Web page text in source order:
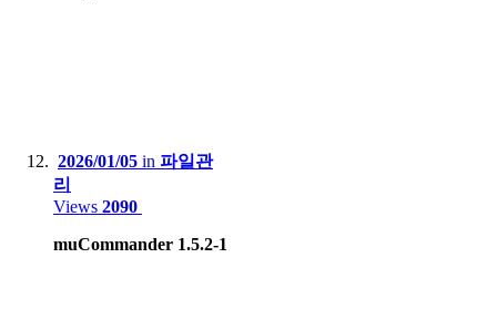
2026/01/05 in 파일관
리
Views 2090
muCommander 1.5.2-1